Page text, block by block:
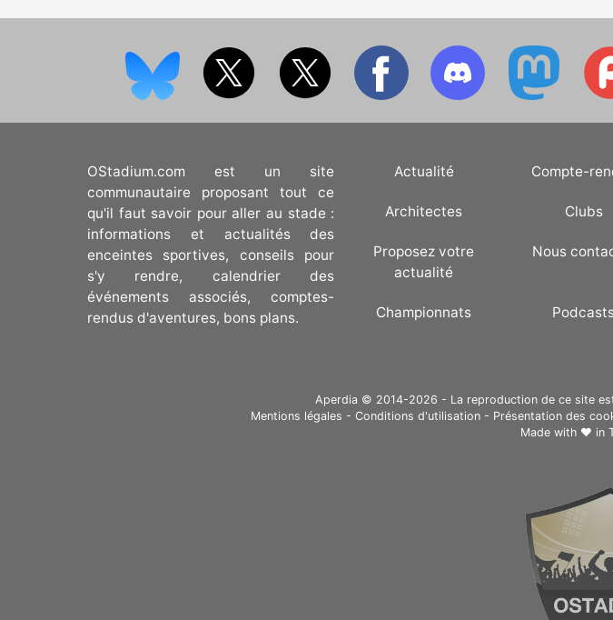
OStadium.com est un site
communautaire proposant tout ce
qu'il faut savoir pour aller au stade :
informations et actualités des
enceintes sportives, conseils pour
s'y rendre, calendrier des
événements associés, comptes-
rendus d'aventures, bons plans.
Actualité Compte-
Architectes Clubs
Proposez votre
actualité
Nous
Championnats
Aperdia © 2014-2026 - La reproduction de ce site
Mentions légales - Conditions d'utilisation - Présentation des
Made with ❤ in